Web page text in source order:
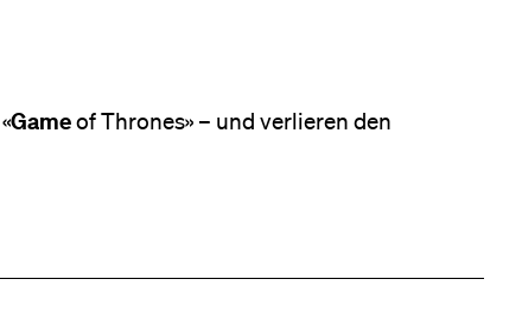
Gameof Thrones» – und verlieren den